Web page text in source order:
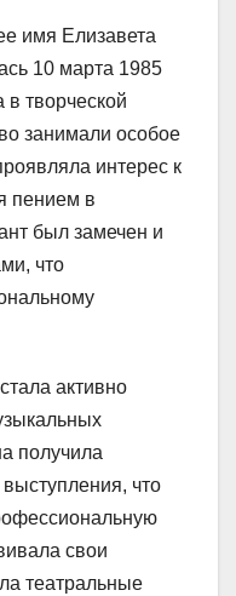
имя Елизавета
10 марта 1985
творческой
занимали особое
интерес к
пением в
был замечен и
что
активно
получила
что
свои
театральные